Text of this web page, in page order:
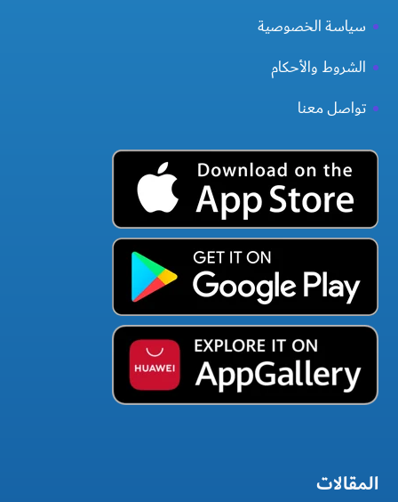
سياسة الخصوصية
الشروط والأحكام
تواصل معنا
المقالات